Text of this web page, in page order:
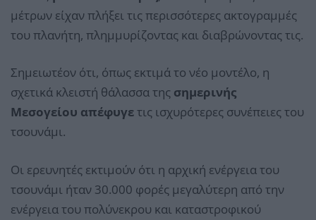
μέτρων είχαν πλήξει τις περισσότερες ακτογραμμές
του πλανήτη, πλημμυρίζοντας και διαβρώνοντας τις.
Σημειωτέον ότι, όπως εκτιμά το νέο μοντέλο, η
σχετικά κλειστή θάλασσα της σημερινής
Μεσογείου απέφυγετις ισχυρότερες συνέπειες του
τσουνάμι.
Οι ερευνητές εκτιμούν ότι η αρχική ενέργεια του
τσουνάμι ήταν 30.000 φορές μεγαλύτερη από την
ενέργεια του πολύνεκρου και καταστροφικού